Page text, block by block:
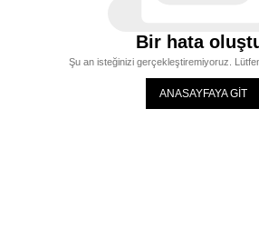
Bir hata
Şu an isteğinizi gerçekleştiremiyoruz.
ANASAYFAYA GİT